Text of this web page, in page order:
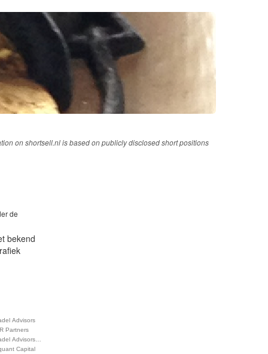
on shortsell.nl is based on publicly disclosed short positions
de
bekend
Advisors
Partners
Advisors…
Capital